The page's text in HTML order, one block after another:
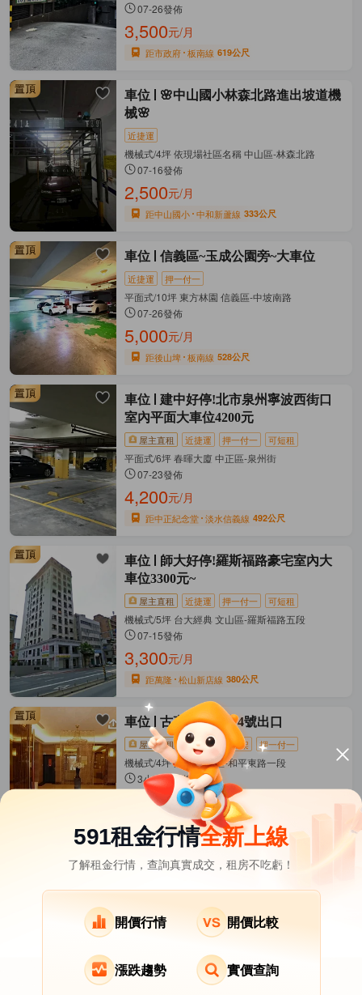
07-26發佈
3,500元/月
距市政府 板南線 619公尺
車位
🌸中山國小林森北路進出坡道機
械🌸
近捷運
機械式/4坪 依現場社區名稱 中山區-林森北路
07-16發佈
2,500元/月
距中山國小 中和新蘆線 333公尺
車位 信義區~玉成公園旁~大車位
近捷運 押一付一
平面式/10坪 東方林園 信義區-中坡南路
07-26發佈
5,000元/月
距後山埤 板南線 528公尺
車位
建中好停!北市泉州寧波西街口
室內平面大車位4200元
屋主直租 近捷運 押一付一 可短租
平面式/6坪 春暉大廈 中正區-泉州街
07-23發佈
4,200元/月
距中正紀念堂 淡水信義線 492公尺
車位
師大好停!羅斯福路豪宅室內大
車位3300元~
屋主直租 近捷運 押一付一 可短租
機械式/5坪 台大經典 文山區-羅斯福路五段
07-15發佈
3,300元/月
距萬隆 松山新店線 380公尺
車位 古亭捷運站旁4號出口
屋主直租 近捷運 新上架 押一付一
機械式/4坪 麗池 大安區-和平東路一段
3小時前發佈
3,800元/月
距古亭 松山新店線 162公尺
其它租屋 熱門在租社區
北投區租屋
591租金行情全新上線
了解租金行情，查詢真實成交，租房不吃虧！
開價行情 開價比較
漲跌趨勢 實價查詢